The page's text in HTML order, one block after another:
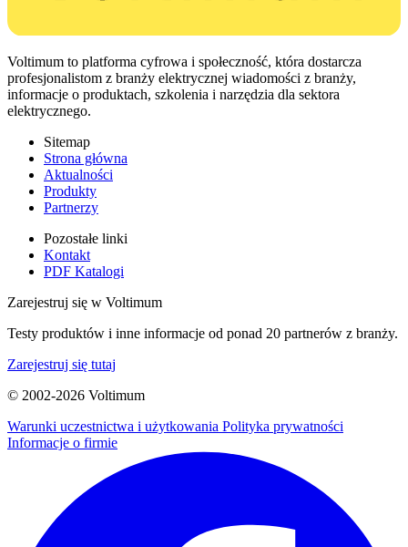
Voltimum to platforma cyfrowa i społeczność, która dostarcza
profesjonalistom z branży elektrycznej wiadomości z branży,
informacje o produktach, szkolenia i narzędzia dla sektora
elektrycznego.
Sitemap
Strona główna
Aktualności
Produkty
Partnerzy
Pozostałe linki
Kontakt
PDF Katalogi
Zarejestruj się w Voltimum
Testy produktów i inne informacje od ponad 20 partnerów z branży.
Zarejestruj się tutaj
© 2002-2026 Voltimum
Warunki uczestnictwa i użytkowania Polityka prywatności
Informacje o firmie